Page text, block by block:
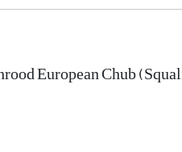
European Chub